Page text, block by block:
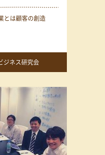
とは顧客の創造
ジネス研究会